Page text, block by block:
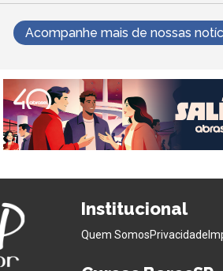
Acompanhe mais de nossas
Institucional
Quem SomosPrivacidade